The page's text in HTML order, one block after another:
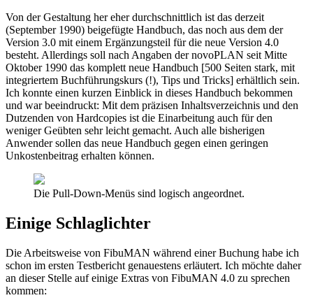
Von der Gestaltung her eher durchschnittlich ist das derzeit
(September 1990) beigefügte Handbuch, das noch aus dem der
Version 3.0 mit einem Ergänzungsteil für die neue Version 4.0
besteht. Allerdings soll nach Angaben der novoPLAN seit Mitte
Oktober 1990 das komplett neue Handbuch [500 Seiten stark, mit
integriertem Buchführungskurs (!), Tips und Tricks] erhältlich sein.
Ich konnte einen kurzen Einblick in dieses Handbuch bekommen
und war beeindruckt: Mit dem präzisen Inhaltsverzeichnis und den
Dutzenden von Hardcopies ist die Einarbeitung auch für den
weniger Geübten sehr leicht gemacht. Auch alle bisherigen
Anwender sollen das neue Handbuch gegen einen geringen
Unkostenbeitrag erhalten können.
Die Pull-Down-Menüs sind logisch angeordnet.
Einige Schlaglichter
Die Arbeitsweise von FibuMAN während einer Buchung habe ich
schon im ersten Testbericht genauestens erläutert. Ich möchte daher
an dieser Stelle auf einige Extras von FibuMAN 4.0 zu sprechen
kommen: